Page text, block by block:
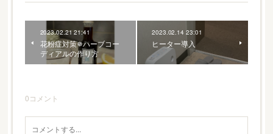
2023.02.21 21:41
花粉症対策✵ハーブコー
ディアルの作り方
2023.02.14 23:01
ヒーター導入
0コメント